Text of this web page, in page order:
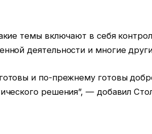
темы включают в себя
деятельности и многие
и по-прежнему готовы
решения”, — добавил